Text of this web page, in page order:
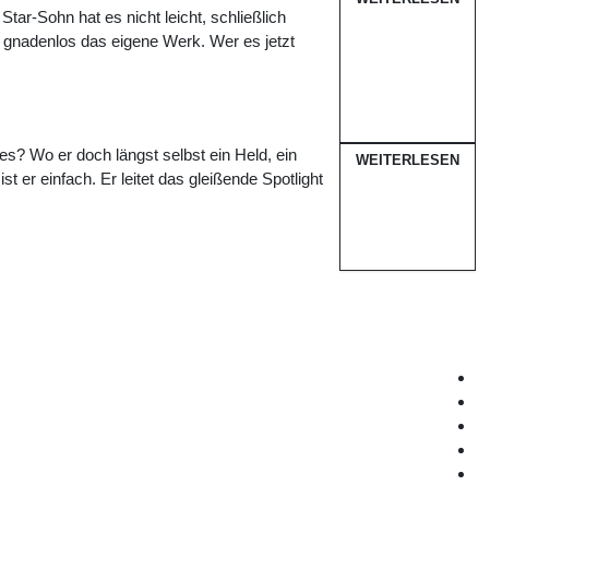
Sohn hat es nicht leicht, schließlich
das eigene Werk. Wer es jetzt
Wo er doch längst selbst ein Held, ein
er einfach. Er leitet das gleißende Spotlight
WEITERLESEN